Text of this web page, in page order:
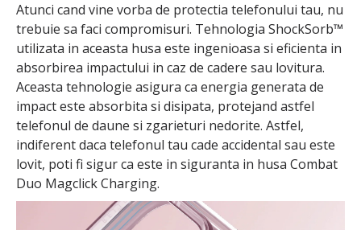
Atunci cand vine vorba de protectia telefonului tau, nu
trebuie sa faci compromisuri. Tehnologia ShockSorb™
utilizata in aceasta husa este ingenioasa si eficienta in
absorbirea impactului in caz de cadere sau lovitura.
Aceasta tehnologie asigura ca energia generata de
impact este absorbita si disipata, protejand astfel
telefonul de daune si zgarieturi nedorite. Astfel,
indiferent daca telefonul tau cade accidental sau este
lovit, poti fi sigur ca este in siguranta in husa Combat
Duo Magclick Charging.